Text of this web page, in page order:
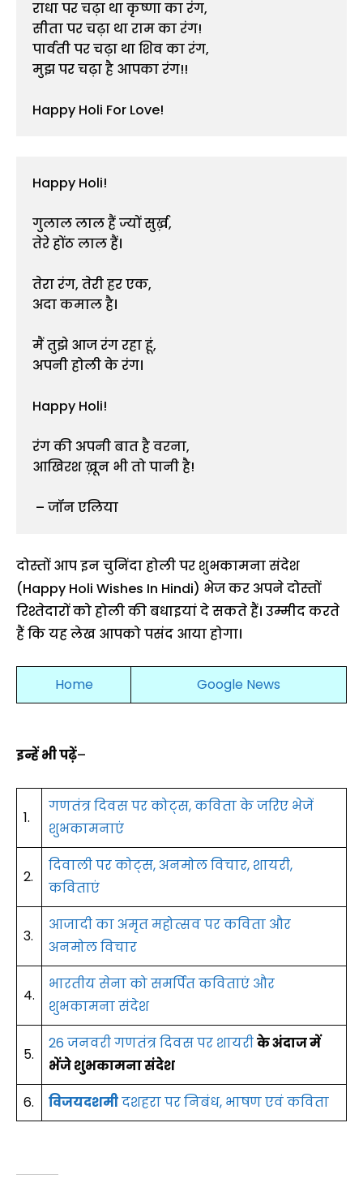
राधा पर चढ़ा था कृष्णा का रंग,
सीता पर चढ़ा था राम का रंग!
पार्वती पर चढ़ा था शिव का रंग,
मुझ पर चढ़ा है आपका रंग!!
Happy Holi For Love!
Happy Holi!
गुलाल लाल हैं ज्यों सुर्ख़,
तेरे होंठ लाल हैं।
तेरा रंग, तेरी हर एक,
अदा कमाल है।
मैं तुझे आज रंग रहा हूं,
अपनी होली के रंग।
Happy Holi!
रंग की अपनी बात है वरना,
आखिरश ख़ून भी तो पानी है!
– जॉन एलिया
दोस्तों आप इन चुनिंदा होली पर शुभकामना संदेश
(Happy Holi Wishes In Hindi) भेज कर अपने दोस्तों
रिश्तेदारों को होली की बधाइयां दे सकते हैं। उम्मीद करते
हैं कि यह लेख आपको पसंद आया होगा।
Home Google News
इन्हें भी पढ़ें–
1.
गणतंत्र दिवस पर कोट्स, कविता के जरिए भेजें
शुभकामनाएं
2.
दिवाली पर कोट्स, अनमोल विचार, शायरी,
कविताएं
3.
आजादी का अमृत महोत्सव पर कविता और
अनमोल विचार
4.
भारतीय सेना को समर्पित कविताएं और
शुभकामना संदेश
5.
26 जनवरी गणतंत्र दिवस पर शायरीके अंदाज में
भेंजे शुभकामना संदेश
6.
विजयदशमीदशहरा पर निबंध, भाषण एवं कविता